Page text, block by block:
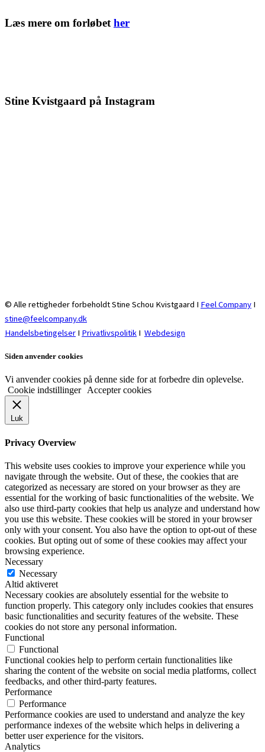
Læs mere om forløbether
Stine Kvistgaard på Instagram
© Alle rettigheder forbeholdt Stine Schou Kvistgaard I Feel Company I
stine@feelcompany.dk
Handelsbetingelser I Privatlivspolitik I Webdesign
Siden anvender cookies
Vi anvender cookies på denne side for at forbedre din oplevelse.
Cookie indstillinger
Accepter cookies
Luk
Privacy Overview
This website uses cookies to improve your experience while you
navigate through the website. Out of these, the cookies that are
categorized as necessary are stored on your browser as they are
essential for the working of basic functionalities of the website. We
also use third-party cookies that help us analyze and understand how
you use this website. These cookies will be stored in your browser
only with your consent. You also have the option to opt-out of these
cookies. But opting out of some of these cookies may affect your
browsing experience.
Necessary
Necessary
Altid aktiveret
Necessary cookies are absolutely essential for the website to
function properly. This category only includes cookies that ensures
basic functionalities and security features of the website. These
cookies do not store any personal information.
Functional
Functional
Functional cookies help to perform certain functionalities like
sharing the content of the website on social media platforms, collect
feedbacks, and other third-party features.
Performance
Performance
Performance cookies are used to understand and analyze the key
performance indexes of the website which helps in delivering a
better user experience for the visitors.
Analytics